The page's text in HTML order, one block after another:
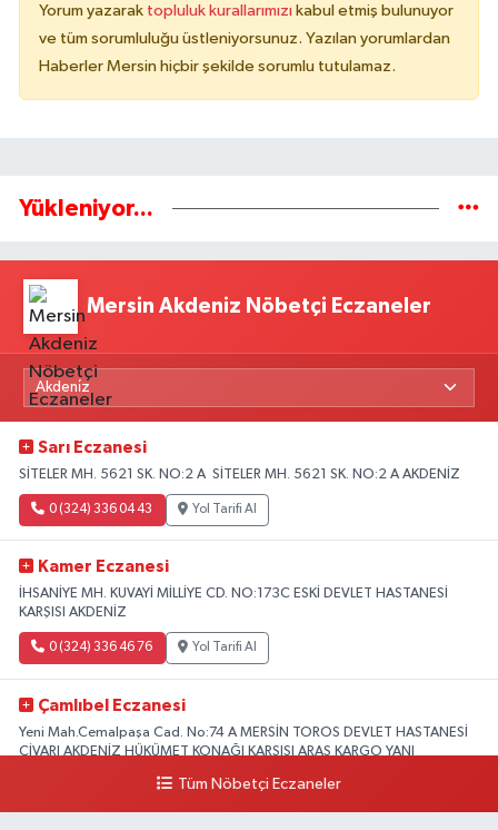
Yorum yazarak topluluk kurallarımızı kabul etmiş bulunuyor
ve tüm sorumluluğu üstleniyorsunuz. Yazılan yorumlardan
Haberler Mersin hiçbir şekilde sorumlu tutulamaz.
Yükleniyor...
Mersin Akdeniz Nöbetçi Eczaneler
Sarı Eczanesi
SİTELER MH. 5621 SK. NO:2 A SİTELER MH. 5621 SK. NO:2 A AKDENİZ
0 (324) 336 04 43 Yol Tarifi Al
Kamer Eczanesi
İHSANİYE MH. KUVAYİ MİLLİYE CD. NO:173C ESKİ DEVLET HASTANESİ
KARŞISI AKDENİZ
0 (324) 336 46 76 Yol Tarifi Al
Çamlıbel Eczanesi
Yeni Mah.Cemalpaşa Cad. No:74 A MERSİN TOROS DEVLET HASTANESİ
CİVARI AKDENİZ HÜKÜMET KONAĞI KARŞISI ARAS KARGO YANI
Yol Tarifi Al
Tüm Nöbetçi Eczaneler